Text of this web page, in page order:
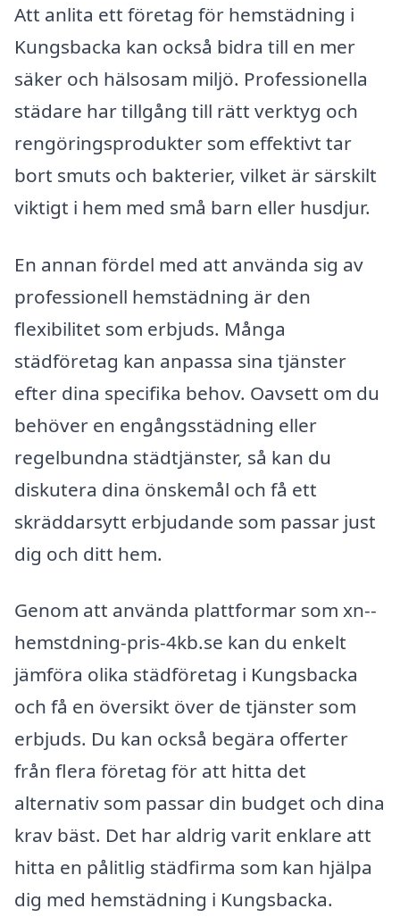
Att anlita ett företag för hemstädning i
Kungsbacka kan också bidra till en mer
säker och hälsosam miljö. Professionella
städare har tillgång till rätt verktyg och
rengöringsprodukter som effektivt tar
bort smuts och bakterier, vilket är särskilt
viktigt i hem med små barn eller husdjur.
En annan fördel med att använda sig av
professionell hemstädning är den
flexibilitet som erbjuds. Många
städföretag kan anpassa sina tjänster
efter dina specifika behov. Oavsett om du
behöver en engångsstädning eller
regelbundna städtjänster, så kan du
diskutera dina önskemål och få ett
skräddarsytt erbjudande som passar just
dig och ditt hem.
Genom att använda plattformar som xn--
hemstdning-pris-4kb.se kan du enkelt
jämföra olika städföretag i Kungsbacka
och få en översikt över de tjänster som
erbjuds. Du kan också begära offerter
från flera företag för att hitta det
alternativ som passar din budget och dina
krav bäst. Det har aldrig varit enklare att
hitta en pålitlig städfirma som kan hjälpa
dig med hemstädning i Kungsbacka.